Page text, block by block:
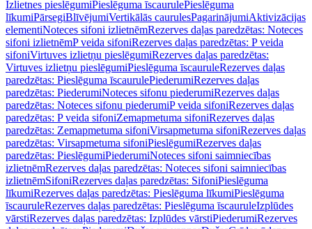
Izlietnes pieslēgumiPieslēguma īscaurulePieslēguma
līkumiPārsegiBlīvējumiVertikālās caurulesPagarinājumiAktivizācijas
elementiNoteces sifoni izlietnēmRezerves daļas paredzētas: Noteces
sifoni izlietnēmP veida sifoniRezerves daļas paredzētas: P veida
sifoniVirtuves izlietņu pieslēgumiRezerves daļas paredzētas:
Virtuves izlietņu pieslēgumiPieslēguma īscauruleRezerves daļas
paredzētas: Pieslēguma īscaurulePiederumiRezerves daļas
paredzētas: PiederumiNoteces sifonu piederumiRezerves daļas
paredzētas: Noteces sifonu piederumiP veida sifoniRezerves daļas
paredzētas: P veida sifoniZemapmetuma sifoniRezerves daļas
paredzētas: Zemapmetuma sifoniVirsapmetuma sifoniRezerves daļas
paredzētas: Virsapmetuma sifoniPieslēgumiRezerves daļas
paredzētas: PieslēgumiPiederumiNoteces sifoni saimniecības
izlietnēmRezerves daļas paredzētas: Noteces sifoni saimniecības
izlietnēmSifoniRezerves daļas paredzētas: SifoniPieslēguma
līkumiRezerves daļas paredzētas: Pieslēguma līkumiPieslēguma
īscauruleRezerves daļas paredzētas: Pieslēguma īscauruleIzplūdes
vārstiRezerves daļas paredzētas: Izplūdes vārstiPiederumiRezerves